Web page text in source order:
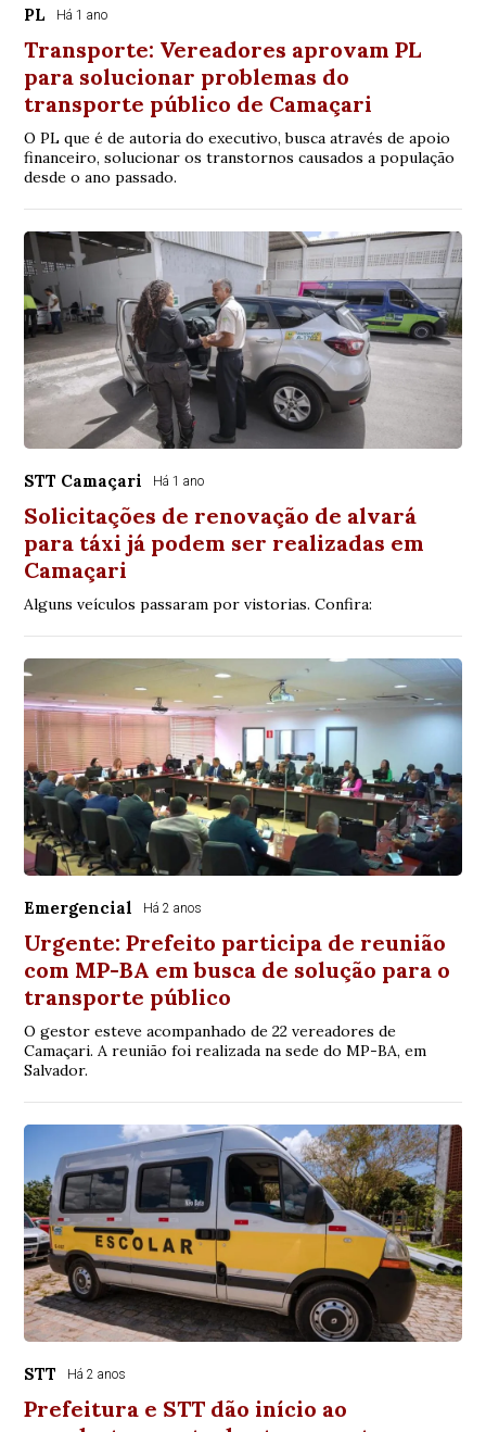
PL Há 1 ano
Transporte: Vereadores aprovam PL
para solucionar problemas do
transporte público de Camaçari
O PL que é de autoria do executivo, busca através de apoio
financeiro, solucionar os transtornos causados a população
desde o ano passado.
STT Camaçari Há 1 ano
Solicitações de renovação de alvará
para táxi já podem ser realizadas em
Camaçari
Alguns veículos passaram por vistorias. Confira:
Emergencial Há 2 anos
Urgente: Prefeito participa de reunião
com MP-BA em busca de solução para o
transporte público
O gestor esteve acompanhado de 22 vereadores de
Camaçari. A reunião foi realizada na sede do MP-BA, em
Salvador.
STT Há 2 anos
Prefeitura e STT dão início ao